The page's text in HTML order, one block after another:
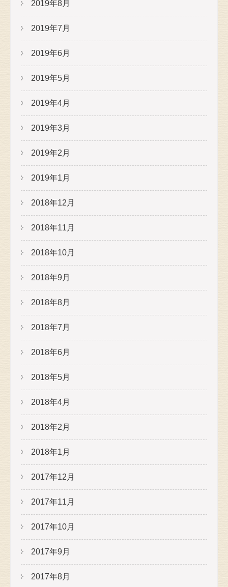
2019年8月
2019年7月
2019年6月
2019年5月
2019年4月
2019年3月
2019年2月
2019年1月
2018年12月
2018年11月
2018年10月
2018年9月
2018年8月
2018年7月
2018年6月
2018年5月
2018年4月
2018年2月
2018年1月
2017年12月
2017年11月
2017年10月
2017年9月
2017年8月